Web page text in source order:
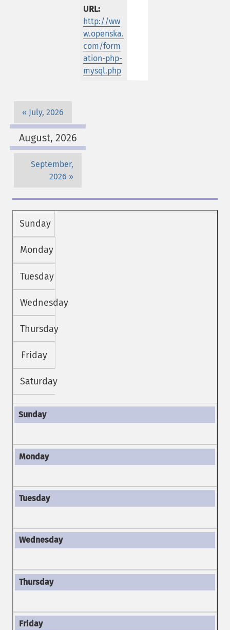
URL:
http://ww
w.openska.
com/form
ation-php-
mysql.php
July, 2026
August, 2026
September,
2026
Sunday
Monday
Tuesday
Wednesday
Thursday
Friday
Saturday